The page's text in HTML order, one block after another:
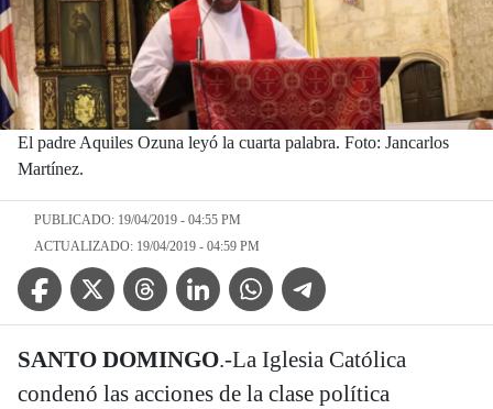
El padre Aquiles Ozuna leyó la cuarta palabra. Foto: Jancarlos
Martínez.
PUBLICADO: 19/04/2019 - 04:55 PM
ACTUALIZADO: 19/04/2019 - 04:59 PM
Facebook IconTwitter IconThreads IconLinkedin IconWhatsApp IconTelegram Icon
SANTO DOMINGO.-La Iglesia Católica
condenó las acciones de la clase política